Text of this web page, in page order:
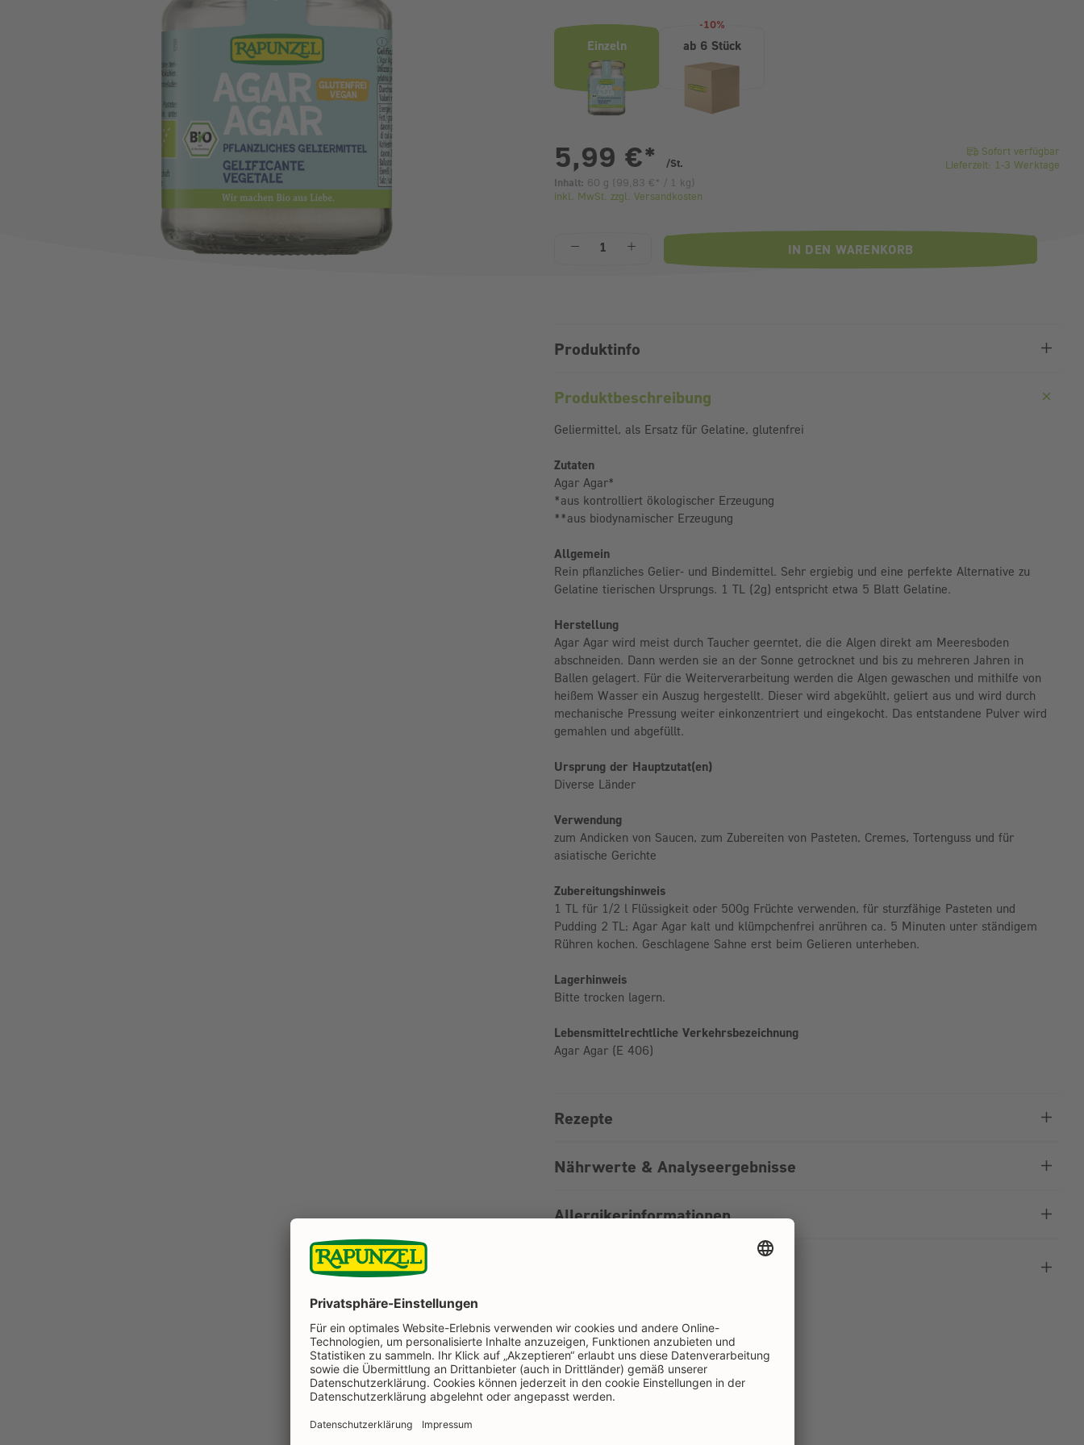
Einzeln
-10%
ab 6 Stück
5,99 €* /St.
Inhalt: 60 g (99,83 € * / 1 kg)
inkl. MwSt. zzgl. Versandkosten
Sofort verfügbar
Lieferzeit: 1-3 Werktage
Anzahl IN DEN WARENKORB
Produktinfo
Produktbeschreibung
Geliermittel, als Ersatz für Gelatine, glutenfrei
Zutaten
Agar Agar*
*aus kontrolliert ökologischer Erzeugung
**aus biodynamischer Erzeugung
Allgemein
Rein pflanzliches Gelier- und Bindemittel. Sehr ergiebig und eine perfekte Alternative zu
Gelatine tierischen Ursprungs. 1 TL (2g) entspricht etwa 5 Blatt Gelatine.
Herstellung
Agar Agar wird meist durch Taucher geerntet, die die Algen direkt am Meeresboden
abschneiden. Dann werden sie an der Sonne getrocknet und bis zu mehreren Jahren in
Ballen gelagert. Für die Weiterverarbeitung werden die Algen gewaschen und mithilfe von
heißem Wasser ein Auszug hergestellt. Dieser wird abgekühlt, geliert aus und wird durch
mechanische Pressung weiter einkonzentriert und eingekocht. Das entstandene Pulver wird
gemahlen und abgefüllt.
Ursprung der Hauptzutat(en)
Diverse Länder
Verwendung
zum Andicken von Saucen, zum Zubereiten von Pasteten, Cremes, Tortenguss und für
asiatische Gerichte
Zubereitungshinweis
1 TL für 1/2 l Flüssigkeit oder 500g Früchte verwenden, für sturzfähige Pasteten und
Pudding 2 TL; Agar Agar kalt und klümpchenfrei anrühren ca. 5 Minuten unter ständigem
Rühren kochen. Geschlagene Sahne erst beim Gelieren unterheben.
Lagerhinweis
Bitte trocken lagern.
Lebensmittelrechtliche Verkehrsbezeichnung
Agar Agar (E 406)
Rezepte
Nährwerte & Analyseergebnisse
Allergikerinformationen
Noch mehr zum Backen